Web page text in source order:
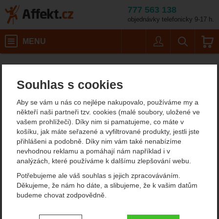
Souhlas s cookies
Aby se vám u nás co nejlépe nakupovalo, používáme my a
někteří naši partneři tzv. cookies (malé soubory, uložené ve
vašem prohlížeči). Díky nim si pamatujeme, co máte v
košíku, jak máte seřazené a vyfiltrované produkty, jestli jste
přihlášeni a podobně. Díky nim vám také nenabízíme
nevhodnou reklamu a pomáhají nám například i v
analýzách, které používáme k dalšímu zlepšování webu.
Potřebujeme ale váš souhlas s jejich zpracováváním.
Děkujeme, že nám ho dáte, a slibujeme, že k vašim datům
budeme chovat zodpovědně.
Nastavení souhlasů s kategoriemi
777 563 138
objednávky telefonicky 9-17 h.
MENU
Trek’N Eat
Trek’N Eat
Filtrování podle parametrů
CENA (KČ)
NejzajímavějšíNejlevnější Nejdražší
Od
nejprodávanějšíchdostupnosti
Produkty
Trek’N Eat Vegetariánské
nudle a la Bolognese
Trek’N Eat Nadýchaná